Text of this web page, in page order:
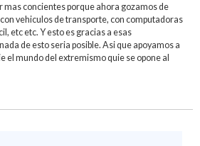
mas concientes porque ahora gozamos de
vehiculos de transporte, con computadoras
etc etc. Y esto es gracias a esas
de esto seria posible. Asi que apoyamos a
el mundo del extremismo quie se opone al